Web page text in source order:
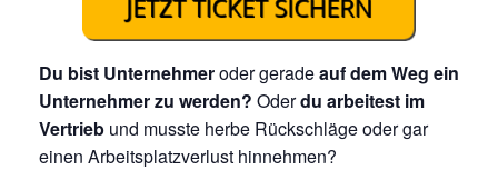
Du bist Unternehmeroder geradeauf dem Weg ein
Unternehmer zu werden? Oderdu arbeitest im
Vertrieb und musste herbe Rückschläge oder gar
einen Arbeitsplatzverlust hinnehmen?